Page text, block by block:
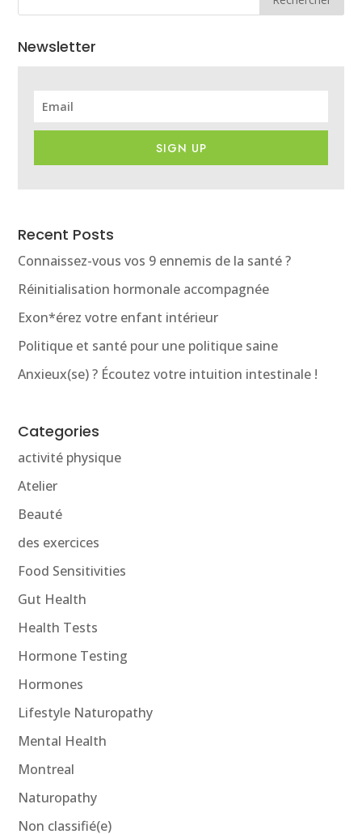
Newsletter
SIGN UP
Recent Posts
Connaissez-vous vos 9 ennemis de la santé ?
Réinitialisation hormonale accompagnée
Exon*érez votre enfant intérieur
Politique et santé pour une politique saine
Anxieux(se) ? Écoutez votre intuition intestinale !
Categories
activité physique
Atelier
Beauté
des exercices
Food Sensitivities
Gut Health
Health Tests
Hormone Testing
Hormones
Lifestyle Naturopathy
Mental Health
Montreal
Naturopathy
Non classifié(e)